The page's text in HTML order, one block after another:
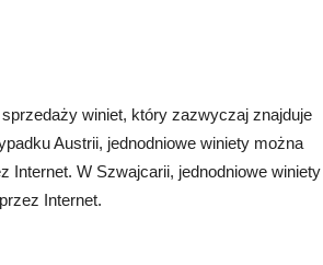
winiet, który zazwyczaj znajduje
Austrii, jednodniowe winiety można
W Szwajcarii, jednodniowe winiety
Internet.